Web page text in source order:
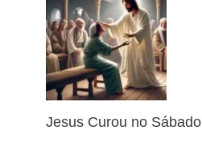
Jesus Curou no Sábado